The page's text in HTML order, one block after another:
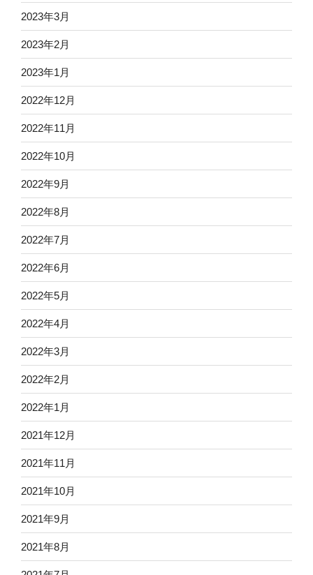
2023年3月
2023年2月
2023年1月
2022年12月
2022年11月
2022年10月
2022年9月
2022年8月
2022年7月
2022年6月
2022年5月
2022年4月
2022年3月
2022年2月
2022年1月
2021年12月
2021年11月
2021年10月
2021年9月
2021年8月